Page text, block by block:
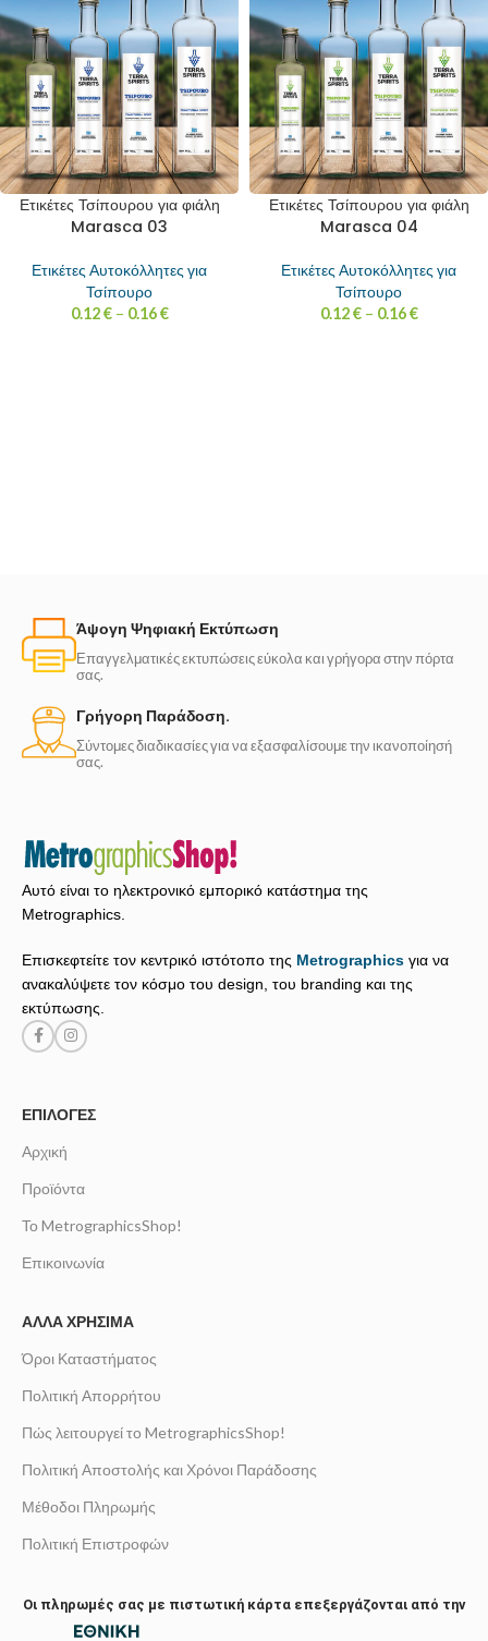
Ετικέτες Τσίπουρου για φιάλη
Marasca 03
Ετικέτες Αυτοκόλλητες για
Τσίπουρο
0.12€ – 0.16€
Ετικέτες Τσίπουρου για φιάλη
Marasca 04
Ετικέτες Αυτοκόλλητες για
Τσίπουρο
0.12€ – 0.16€
Άψογη Ψηφιακή Εκτύπωση
Επαγγελματικές εκτυπώσεις εύκολα και γρήγορα στην πόρτα
σας.
Γρήγορη Παράδοση.
Σύντομες διαδικασίες για να εξασφαλίσουμε την ικανοποίησή
σας.
Αυτό είναι το ηλεκτρονικό εμπορικό κατάστημα της
Metrographics.
Επισκεφτείτε τον κεντρικό ιστότοπο της Metrographics για να
ανακαλύψετε τον κόσμο του design, του branding και της
εκτύπωσης.
ΕΠΙΛΟΓΈΣ
Αρχική
Προϊόντα
Το MetrographicsShop!
Επικοινωνία
ΆΛΛΑ ΧΡΉΣΙΜΑ
Όροι Καταστήματος
Πολιτική Απορρήτου
Πώς λειτουργεί το MetrographicsShop!
Πολιτική Αποστολής και Χρόνοι Παράδοσης
Μέθοδοι Πληρωμής
Πολιτική Επιστροφών
Οι πληρωμές σας με πιστωτική κάρτα επεξεργάζονται από την